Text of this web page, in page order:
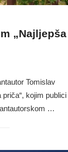
„Najljepša
Tomislav
kojim publici
…